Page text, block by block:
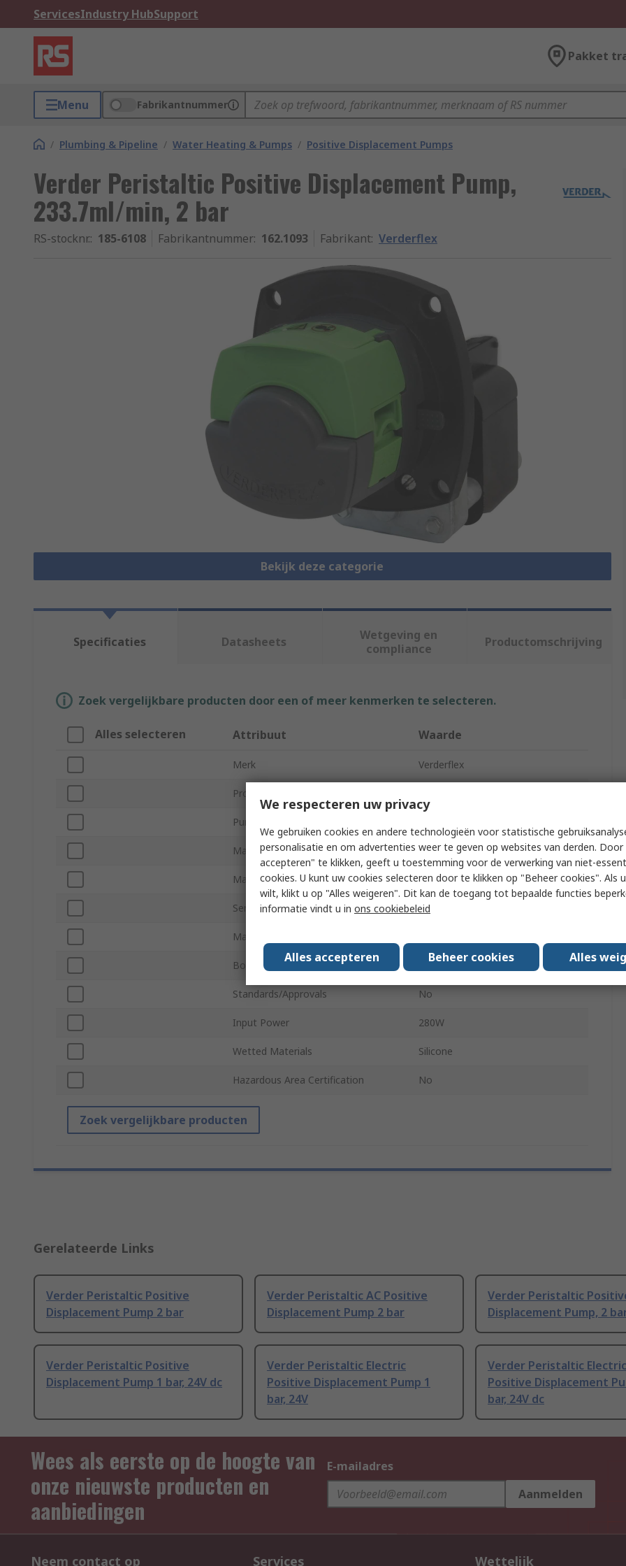
ServicesIndustry HubSupport
Pakket
Menu Fabrikantnummer
/ Plumbing & Pipeline / Water Heating & Pumps / Positive Displacement Pumps
Verder Peristaltic Positive Displacement Pump,
233.7ml/min, 2 bar
RS-stocknr.: 185-6108 Fabrikantnummer: 162.1093 Fabrikant: Verderflex
Bekijk deze categorie
Specificaties Datasheets
Wetgeving en
compliance
Productomschrijving
Zoek vergelijkbare producten door een of meer kenmerken te selecteren.
Alles selecteren Attribuut Waarde
Merk Verderflex
Product Type
Pump Type
Maximum Flow Rate 233.7ml/min
Maximum Operating Pressure 2 bar
Series Verderflex Mini-Load OEM
Maximum Fluid Temperature
Body Material Acetal, Glass Filled Nylon
Standards/Approvals No
Input Power 280W
Wetted Materials Silicone
Hazardous Area Certification No
Zoek vergelijkbare producten
Gerelateerde Links
Verder Peristaltic Positive
Displacement Pump 2 bar
Verder Peristaltic AC Positive
Displacement Pump 2 bar
Verder Peristaltic
Displacement Pump, 2
Verder Peristaltic Positive
Displacement Pump 1 bar, 24V dc
Verder Peristaltic Electric
Positive Displacement Pump 1
bar, 24V
Verder Peristaltic Electric
Positive Displacement
bar, 24V dc
Wees als eerste op de hoogte van
onze nieuwste producten en
aanbiedingen
E-mailadres
Aanmelden
Neem contact op Services Wettelijk
We respecteren uw privacy
We gebruiken cookies en andere technologieën voor statistische
personalisatie en om advertenties weer te geven op websites van derden. Door
accepteren" te klikken, geeft u toestemming voor de verwerking van niet-
cookies. U kunt uw cookies selecteren door te klikken op "Beheer cookies". Als
wilt, klikt u op "Alles weigeren". Dit kan de toegang tot bepaalde functies
informatie vindt u in ons cookiebeleid
Alles accepteren Beheer cookies Alles